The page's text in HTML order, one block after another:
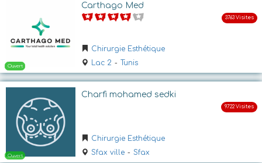
Ouvert
Carthago Med
Chirurgie Esthétique
Lac 2 - Tunis
Charfi mohamed sedki
Chirurgie Esthétique
Sfax ville - Sfax